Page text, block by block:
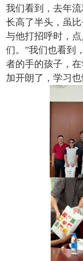
我们看到，去年
长高了半头，虽
与他打招呼时，
们。”我们也看到
者的手的孩子，
加开朗了，学习也